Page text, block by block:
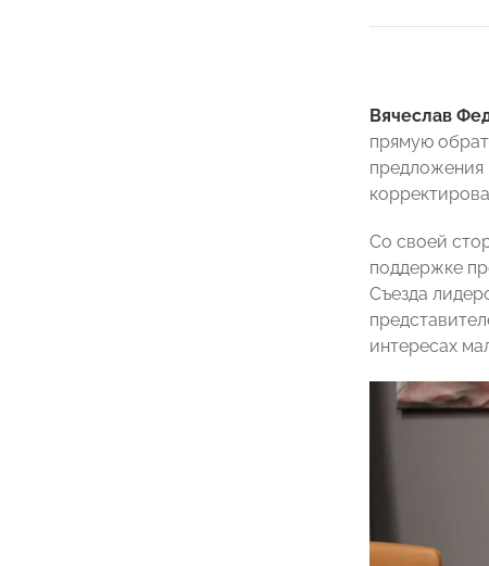
Вячеслав
прямую
предложения
Со своей
поддержке
Съезда
интересах